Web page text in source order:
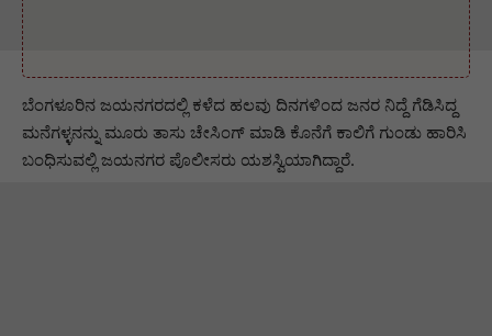
ಬೆಂಗಳೂರಿನ ಜಯನಗರದಲ್ಲಿ ಕಳೆದ ಹಲವು ದಿನಗಳಿಂದ ಜನರ ನಿದ್ದೆ ಗೆಡಿಸಿದ್ದ
ಮನೆಗಳ್ಳನನ್ನು ಮೂರು ತಾಸು ಚೇಸಿಂಗ್ ಮಾಡಿ ಕೊನೆಗೆ ಕಾಲಿಗೆ ಗುಂಡು ಹಾರಿಸಿ
ಬಂಧಿಸುವಲ್ಲಿ ಜಯನಗರ ಪೊಲೀಸರು ಯಶಸ್ವಿಯಾಗಿದ್ದಾರೆ.